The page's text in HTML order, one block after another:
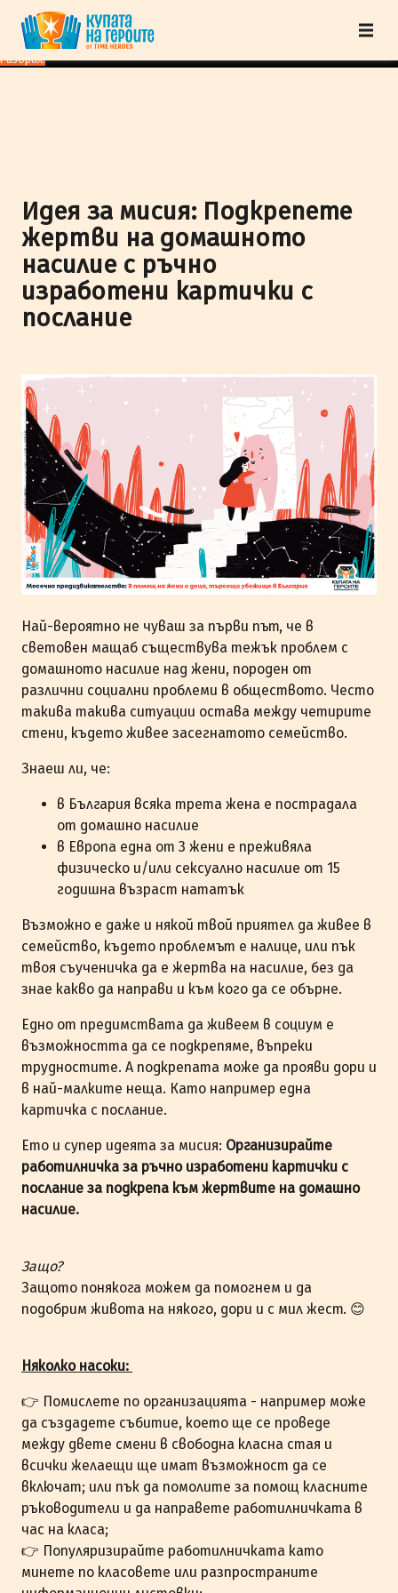
"Купата на героите" от TimeHeroes ползва cookies, за да осигурим по-
добро представяне на сайта и да подобрим Вашето преживяване.Научи
повече
Разбрах!
Идея за мисия: Подкрепете
жертви на домашното
насилие с ръчно
изработени картички с
послание
Най-вероятно не чуваш за първи път, че в
световен мащаб съществува тежък проблем с
домашното насилие над жени, породен от
различни социални проблеми в обществото. Често
такива такива ситуации остава между четирите
стени, където живее засегнатото семейство.
Знаеш ли, че:
в България всяка трета жена е пострадала
от домашно насилие
в Европа една от 3 жени е преживяла
физическо и/или сексуално насилие от 15
годишна възраст нататък
Възможно е даже и някой твой приятел да живее в
семейство, където проблемът е налице, или пък
твоя съученичка да е жертва на насилие, без да
знае какво да направи и към кого да се обърне.
Едно от предимствата да живеем в социум е
възможността да се подкрепяме, въпреки
трудностите. А подкрепата може да прояви дори и
в най-малките неща. Като например една
картичка с послание.
Ето и супер идеята за мисия: Организирайте
работилничка за ръчно изработени картички с
послание за подкрепа към жертвите на домашно
насилие.
Защо?
Защото понякога можем да помогнем и да
подобрим живота на някого, дори и с мил жест. 😊
Няколко насоки:
👉 Помислете по организацията - например може
да създадете събитие, което ще се проведе
между двете смени в свободна класна стая и
всички желаещи ще имат възможност да се
включат; или пък да помолите за помощ класните
ръководители и да направете работилничката в
час на класа;
👉 Популяризирайте работилничката като
минете по класовете или разпространите